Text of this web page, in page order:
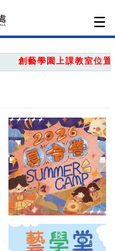
創藝學園上課教室位置圖